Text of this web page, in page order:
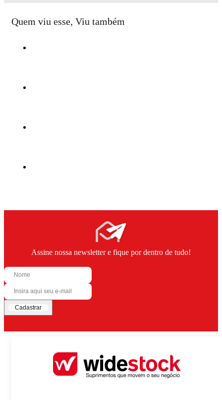
Quem viu esse, Viu também
Assine nossa newsletter e fique por dentro de tudo!
Cadastrar